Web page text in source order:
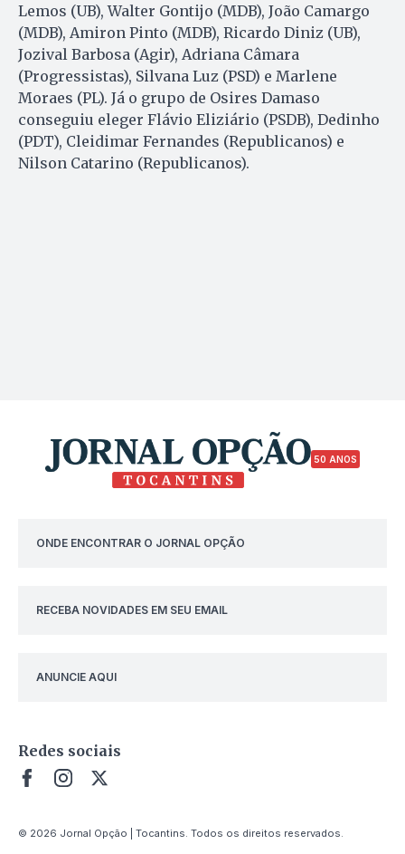
Lemos (UB), Walter Gontijo (MDB), João Camargo
(MDB), Amiron Pinto (MDB), Ricardo Diniz (UB),
Jozival Barbosa (Agir), Adriana Câmara
(Progressistas), Silvana Luz (PSD) e Marlene
Moraes (PL). Já o grupo de Osires Damaso
conseguiu eleger Flávio Eliziário (PSDB), Dedinho
(PDT), Cleidimar Fernandes (Republicanos) e
Nilson Catarino (Republicanos).
50 ANOS
ONDE ENCONTRAR O JORNAL OPÇÃO
RECEBA NOVIDADES EM SEU EMAIL
ANUNCIE AQUI
Redes sociais
© 2026 Jornal Opção | Tocantins. Todos os direitos reservados.